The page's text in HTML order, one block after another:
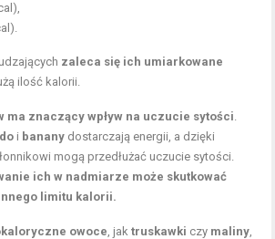
zaleca się ich umiarkowane
ilość kalorii.
ma znaczący wpływ na uczucie sytości.
i banany dostarczają energii, a dzięki
mogą przedłużać uczucie sytości.
ich w nadmiarze może skutkować
limitu kalorii.
owoce, jaktruskawki czy maliny,